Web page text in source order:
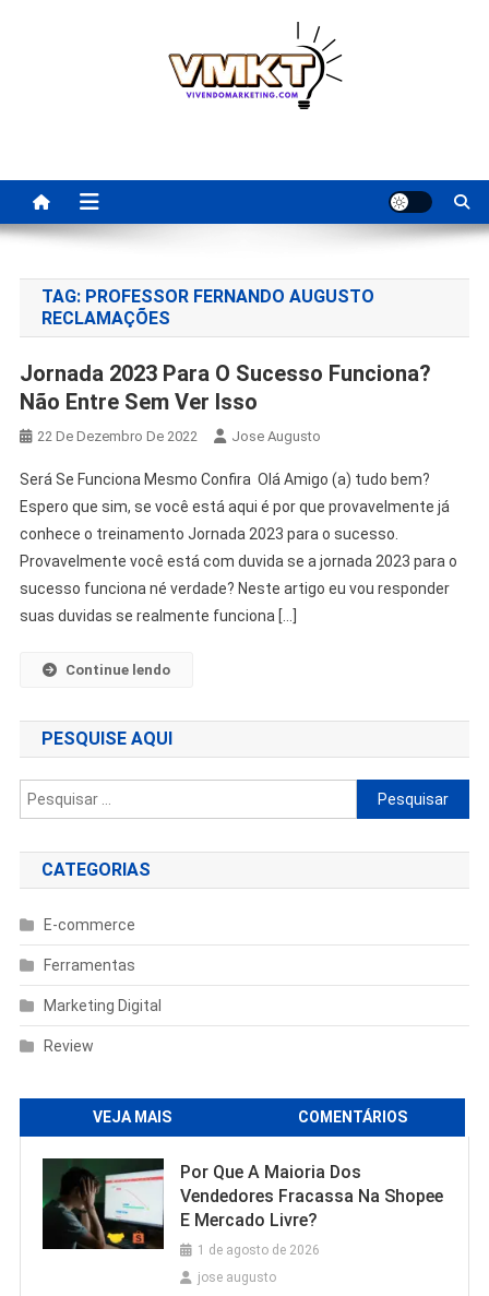
Para Revenda | Vivendo
Marketing
TAG: PROFESSOR FERNANDO AUGUSTO
RECLAMAÇÕES
Jornada 2023 Para O Sucesso Funciona?
Não Entre Sem Ver Isso
22 De Dezembro De 2022 Jose Augusto
Será Se Funciona Mesmo Confira Olá Amigo (a) tudo bem?
Espero que sim, se você está aqui é por que provavelmente já
conhece o treinamento Jornada 2023 para o sucesso.
Provavelmente você está com duvida se a jornada 2023 para o
sucesso funciona né verdade? Neste artigo eu vou responder
suas duvidas se realmente funciona […]
Continue lendo
PESQUISE AQUI
Pesquisar
por:
CATEGORIAS
E-commerce
Ferramentas
Marketing Digital
Review
VEJA MAIS COMENTÁRIOS
Por Que A Maioria Dos
Vendedores Fracassa Na Shopee
E Mercado Livre?
1 de agosto de 2026
jose augusto